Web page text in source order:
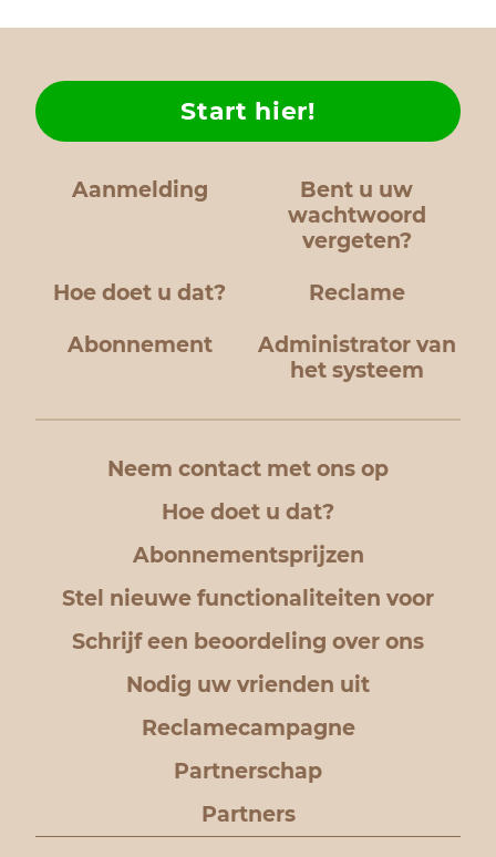
Aanmelding
Bent u uw
wachtwoord
vergeten?
Hoe doet u dat?
Start hier!
Reclame
Abonnement
Administrator van
het systeem
Neem contact met ons op
Hoe doet u dat?
Abonnementsprijzen
Stel nieuwe functionaliteiten voor
Schrijf een beoordeling over ons
Nodig uw vrienden uit
Reclamecampagne
Partnerschap
Partners